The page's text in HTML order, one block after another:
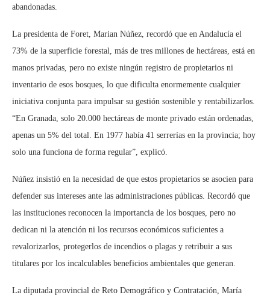
abandonadas.
La presidenta de Foret, Marian Núñez, recordó que en Andalucía el
73% de la superficie forestal, más de tres millones de hectáreas, está en
manos privadas, pero no existe ningún registro de propietarios ni
inventario de esos bosques, lo que dificulta enormemente cualquier
iniciativa conjunta para impulsar su gestión sostenible y rentabilizarlos.
“En Granada, solo 20.000 hectáreas de monte privado están ordenadas,
apenas un 5% del total. En 1977 había 41 serrerías en la provincia; hoy
solo una funciona de forma regular”, explicó.
Núñez insistió en la necesidad de que estos propietarios se asocien para
defender sus intereses ante las administraciones públicas. Recordó que
las instituciones reconocen la importancia de los bosques, pero no
dedican ni la atención ni los recursos económicos suficientes a
revalorizarlos, protegerlos de incendios o plagas y retribuir a sus
titulares por los incalculables beneficios ambientales que generan.
La diputada provincial de Reto Demográfico y Contratación, María